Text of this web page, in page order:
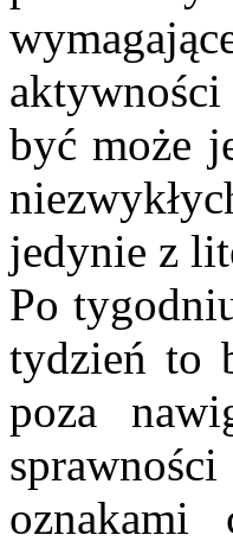
być może
jedynie z
Po
tydzień to
poza